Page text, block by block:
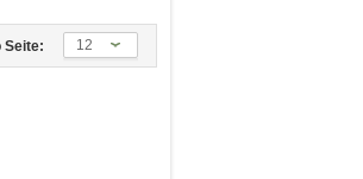
Seite: 12